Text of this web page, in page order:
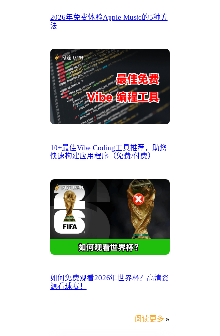
2026年免费体验Apple Music的5种方
法
10+最佳Vibe Coding工具推荐，助您
快速构建应用程序（免费/付费）
如何免费观看2026年世界杯？高清资
源看球赛！
阅读更多 »